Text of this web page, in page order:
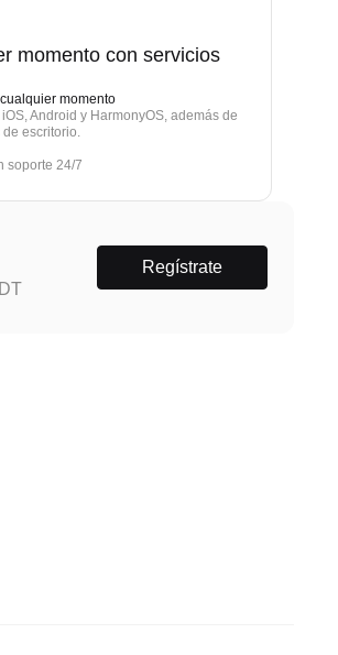
momento con servicios
momento
Android y HarmonyOS, además de
escritorio.
soporte 24/7
Regístrate